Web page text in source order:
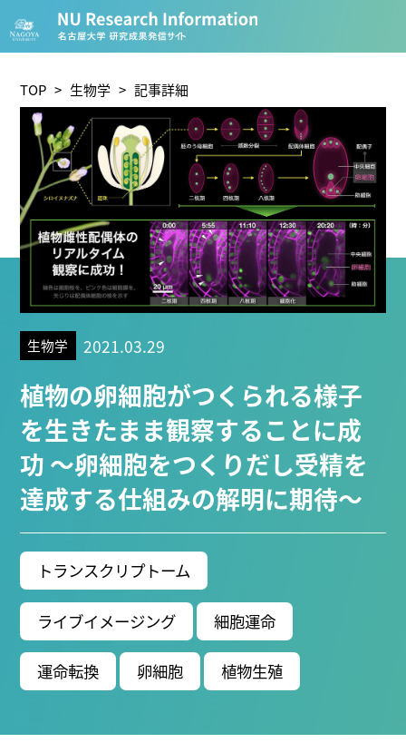
CATEGORY
環境学
総合理工 総合生物
農学 化学 医歯薬学
工学 情報学 数物系科学
人文学
TAG
学研究科 (116)
トランスフォーマティブ生命分子研究所
学研究科 (67)
宇宙地球環境研究所 (63)
未来材料・
(61)
情報学研究科 (47) 植物 (33)
機械学習 (31)
院 (26)
生物機能開発利用研究センター (24)
環境医学
進化 (23)
未来社会創造機構 (22) 宇宙 (21)
科 (20)
シロイヌナズナ (19) オーロラ (17)
Research VIDEOS
Researchers' VOICE
Links
TOP > 生物学 > 記事詳細
生物学 2021.03.29
植物の卵細胞がつくられる様子
を生きたまま観察することに成
功 ～卵細胞をつくりだし受精を
達成する仕組みの解明に期待～
トランスクリプトーム
ライブイメージング 細胞運命
運命転換 卵細胞 植物生殖